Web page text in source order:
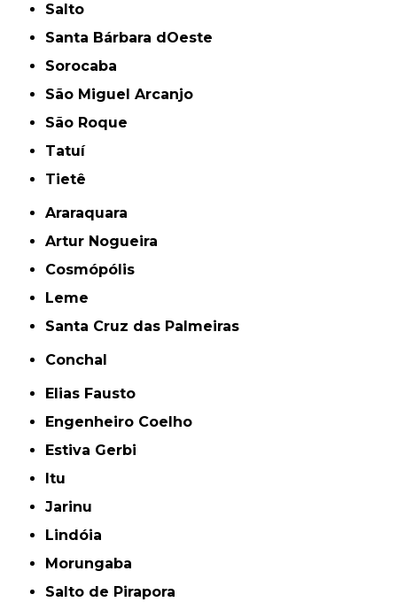
Salto
Santa Bárbara dOeste
Sorocaba
São Miguel Arcanjo
São Roque
Tatuí
Tietê
Araraquara
Artur Nogueira
Cosmópólis
Leme
Santa Cruz das Palmeiras
Conchal
Elias Fausto
Engenheiro Coelho
Estiva Gerbi
Itu
Jarinu
Lindóia
Morungaba
Salto de Pirapora